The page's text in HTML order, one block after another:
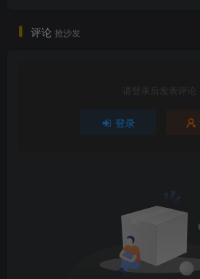
评论 抢沙发
请登录后发表评论
登录